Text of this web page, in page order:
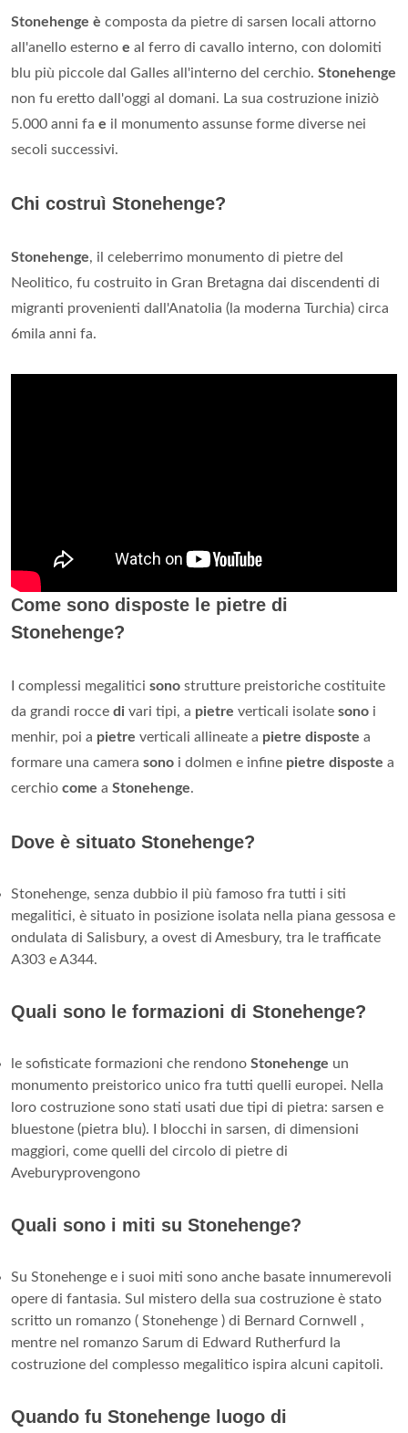
Stonehenge è composta da pietre di sarsen locali attorno
all'anello esterno e al ferro di cavallo interno, con dolomiti
blu più piccole dal Galles all'interno del cerchio. Stonehenge
non fu eretto dall'oggi al domani. La sua costruzione iniziò
5.000 anni fa e il monumento assunse forme diverse nei
secoli successivi.
Chi costruì Stonehenge?
Stonehenge, il celeberrimo monumento di pietre del
Neolitico, fu costruito in Gran Bretagna dai discendenti di
migranti provenienti dall'Anatolia (la moderna Turchia) circa
6mila anni fa.
Come sono disposte le pietre di
Stonehenge?
I complessi megalitici sono strutture preistoriche costituite
da grandi rocce di vari tipi, a pietre verticali isolate sono i
menhir, poi a pietre verticali allineate a pietre disposte a
formare una camera sono i dolmen e infine pietre disposte a
cerchio come a Stonehenge.
Dove è situato Stonehenge?
Stonehenge, senza dubbio il più famoso fra tutti i siti
megalitici, è situato in posizione isolata nella piana gessosa e
ondulata di Salisbury, a ovest di Amesbury, tra le trafficate
A303 e A344.
Quali sono le formazioni di Stonehenge?
le sofisticate formazioni che rendono Stonehenge un
monumento preistorico unico fra tutti quelli europei. Nella
loro costruzione sono stati usati due tipi di pietra: sarsen e
bluestone (pietra blu). I blocchi in sarsen, di dimensioni
maggiori, come quelli del circolo di pietre di
Aveburyprovengono
Quali sono i miti su Stonehenge?
Su Stonehenge e i suoi miti sono anche basate innumerevoli
opere di fantasia. Sul mistero della sua costruzione è stato
scritto un romanzo ( Stonehenge ) di Bernard Cornwell ,
mentre nel romanzo Sarum di Edward Rutherfurd la
costruzione del complesso megalitico ispira alcuni capitoli.
Quando fu Stonehenge luogo di